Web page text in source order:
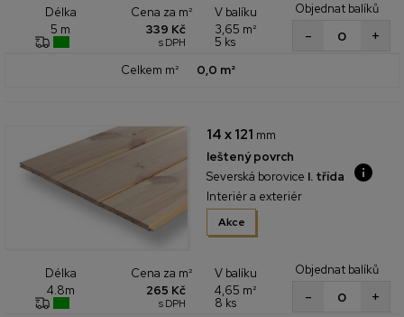
Délka
5 m
Cena za m²
339 Kč
s DPH
V balíku
3,65 m²
5 ks
Objednat balíků
+
-
Celkem m² 0,0 m²
14 x 121 mm
leštený povrch
Severská borovice I. třída
Interiér a exteriér
Akce
Délka
4.8m
Cena za m²
265 Kč
s DPH
V balíku
4,65 m²
8 ks
Objednat balíků
+
-